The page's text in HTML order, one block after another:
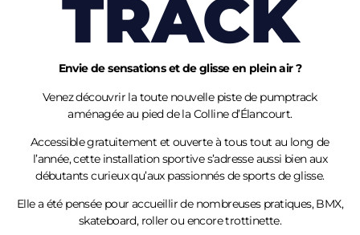
TRACK
Envie de sensations et de glisse en plein air ?
Venez découvrir la toute nouvelle piste de pumptrack
aménagée au pied de la Collined’Élancourt.
Accessible gratuitement et ouverte à tous tout au long de
l’année, cette installation sportive s’adresse aussi bien aux
débutants curieux qu’aux passionnés de sports de glisse.
Elle a été pensée pour accueillir de nombreuses pratiques, BMX,
skateboard, roller ou encore trottinette.